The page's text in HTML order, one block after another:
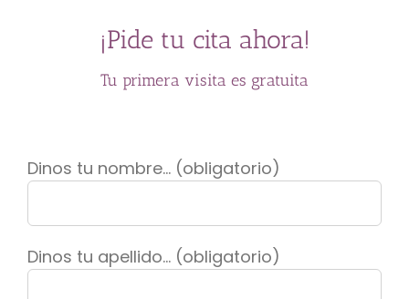
¡Pide tu cita ahora!
Tu primera visita es gratuita
Dinos tu nombre... (obligatorio)
Dinos tu apellido... (obligatorio)